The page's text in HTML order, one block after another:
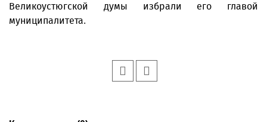
Великоустюгской думы избрали его главой
муниципалитета.